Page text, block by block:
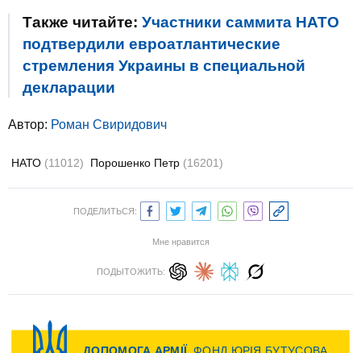
Также читайте: Участники саммита НАТО
подтвердили евроатлантические
стремления Украины в специальной
декларации
Автор: Роман Свиридович
НАТО (11012) Порошенко Петр (16201)
ПОДЕЛИТЬСЯ:
Мне нравится
ПОДЫТОЖИТЬ: